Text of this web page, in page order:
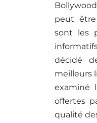
peut
sont les
décidé
meilleurs
examiné
offertes
qualité